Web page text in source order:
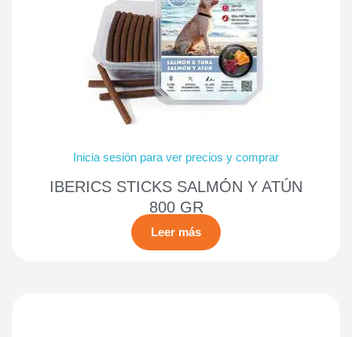
Inicia sesión para ver precios y comprar
IBERICS STICKS SALMÓN Y ATÚN
800 GR
Leer más